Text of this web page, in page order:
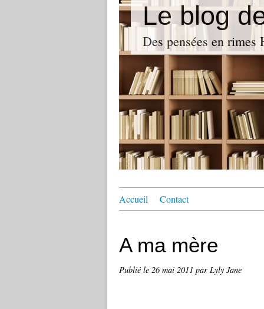
Le blog
Des pensées en
Accueil Contact
A ma mère
Publié le 26 mai 2011 par Lyly Jane